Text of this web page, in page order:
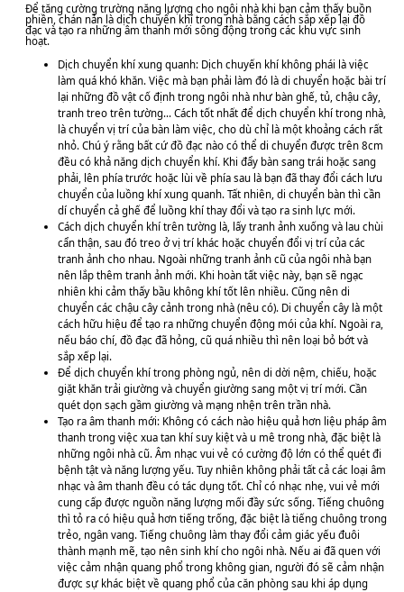
Để tăng cường trường năng lượng cho ngôi nhà khi bạn cảm thấy buồn
phiền, chán nản là dịch chuyển khí trong nhà bằng cách sắp xếp lại đồ
đạc và tạo ra những âm thanh mới sông động trong các khu vực sinh
hoạt.
Dịch chuyển khí xung quanh: Dịch chuyến khí không phái là việc
làm quá khó khăn. Việc mà bạn phải làm đó là di chuyển hoặc bài trí
lại những đồ vật cố định trong ngôi nhà như bàn ghế, tủ, chậu cây,
tranh treo trên tường... Cách tốt nhất để dịch chuyển khí trong nhà,
là chuyển vị trí của bàn làm việc, cho dù chỉ là một khoảng cách rất
nhỏ. Chú ý rằng bất cứ đồ đạc nào có thể di chuyển được trên 8cm
đều có khả năng dịch chuyển khí. Khi đẩy bàn sang trái hoặc sang
phải, lên phía trước hoặc lùi về phía sau là bạn đã thay đổi cách lưu
chuyển của luồng khí xung quanh. Tất nhiên, di chuyển bàn thì cần
dí chuyển cả ghế để luồng khí thay đổi và tạo ra sinh lực mới.
Cách dịch chuyển khí trên tường là, lấy tranh ảnh xuống và lau chùi
cẩn thận, sau đó treo ở vị trí khác hoặc chuyển đổi vị trí của các
tranh ảnh cho nhau. Ngoài những tranh ảnh cũ của ngôi nhà bạn
nên lắp thêm tranh ảnh mới. Khi hoàn tất việc này, bạn sẽ ngạc
nhiên khi cảm thấy bầu không khí tốt lên nhiều. Cũng nên di
chuyển các chậu cây cảnh trong nhà (nêu có). Di chuyển cây là một
cách hữu hiệu để tạo ra những chuyển động mói của khí. Ngoài ra,
nếu báo chí, đồ đạc đã hỏng, cũ quá nhiều thì nên loại bỏ bớt và
sắp xếp lại.
Để dịch chuyển khí trong phòng ngủ, nên di dời nệm, chiếu, hoặc
giặt khăn trải giường và chuyển giường sang một vị trí mới. Cần
quét dọn sạch gầm giường và mạng nhện trên trần nhà.
Tạo ra âm thanh mới: Không có cách nào hiệu quả hơn liệu pháp âm
thanh trong việc xua tan khí suy kiệt và u mê trong nhà, đặc biệt là
những ngôi nhà cũ. Âm nhạc vui vẻ có cường độ lớn có thể quét đi
bệnh tật và năng lượng yếu. Tuy nhiên không phải tất cả các loại âm
nhạc và âm thanh đều có tác dụng tốt. Chỉ có nhạc nhẹ, vui vẻ mới
cung cấp được nguồn năng lượng mối đầy sức sống. Tiếng chuông
thì tỏ ra có hiệu quả hơn tiếng trống, đặc biệt là tiếng chuông trong
trẻo, ngân vang. Tiếng chuông làm thay đổi cảm giác yếu đuôi
thành mạnh mẽ, tạo nên sinh khí cho ngôi nhà. Nếu ai đã quen với
việc cảm nhận quang phổ trong không gian, người đó sẽ cảm nhận
được sự khác biệt về quang phổ của căn phòng sau khi áp dụng